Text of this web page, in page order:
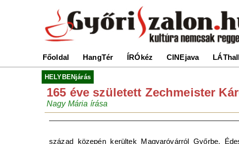
Főoldal HangTér ÍRÓkéz CINEjava
HELYBENjárás
165 éve született Zechmeister
Nagy Mária írása
század közepén kerültek Magyaróvárról Győrbe.